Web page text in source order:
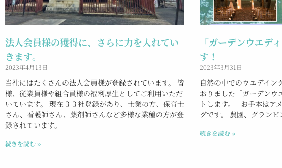
法人会員様の獲得に、さらに力を入れてい
きます。
2023年4月13日
当社にはたくさんの法人会員様が登録されています。 皆
様、従業員様や組合員様の福利厚生としてご利用いただ
いています。 現在３３社登録があり、士業の方、保育士
さん、看護師さん、薬剤師さんなど多様な業種の方が登
録されています。
続きを読む »
「ガーデンウエデ
す！
2023年3月31日
自然の中でのウエデイ
おりました「ガーデンウ
トします。 お手本はア
グです。 農園、グラン
続きを読む »